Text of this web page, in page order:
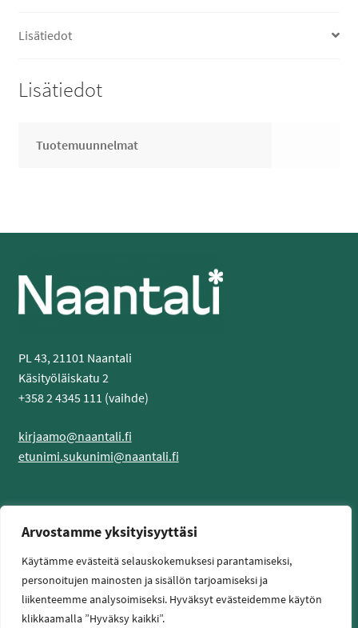
Arvostamme yksityisyyttäsi
Käytämme evästeitä selauskokemuksesi parantamiseksi,
personoitujen mainosten ja sisällön tarjoamiseksi ja
liikenteemme analysoimiseksi. Hyväksyt evästeidemme käytön
klikkaamalla ”Hyväksy kaikki”.
Lisätiedot
Lisätiedot
Tuotemuunnelmat
PL 43, 21101 Naantali
Käsityöläiskatu 2
+358 2 4345 111 (vaihde)
kirjaamo@naantali.fi
etunimi.sukunimi@naantali.fi
Tietoa sivustosta
Tietosuojaseloste
Saavutettavuusseloste